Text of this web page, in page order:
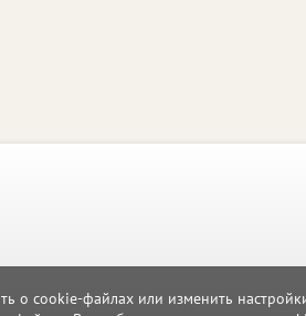
о cookie-файлах или изменить